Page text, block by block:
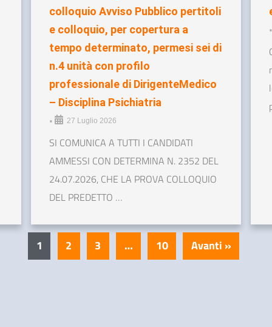
colloquio Avviso Pubblico pertitoli
e colloquio, per copertura a
tempo determinato, permesi sei di
n.4 unità con profilo
professionale di DirigenteMedico
– Disciplina Psichiatria
• 27 Luglio 2026
SI COMUNICA A TUTTI I CANDIDATI
AMMESSI CON DETERMINA N. 2352 DEL
24.07.2026, CHE LA PROVA COLLOQUIO
DEL PREDETTO …
•
1 2 3 … 10 Avanti »